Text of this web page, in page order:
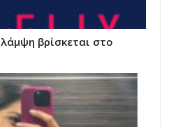
βρίσκεται στο